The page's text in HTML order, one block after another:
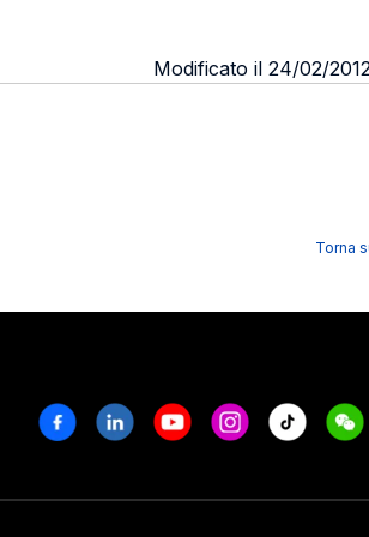
Modificato il 24/02/
Torna
FacebookLinkedinYoutubeInstagram
Tiktok